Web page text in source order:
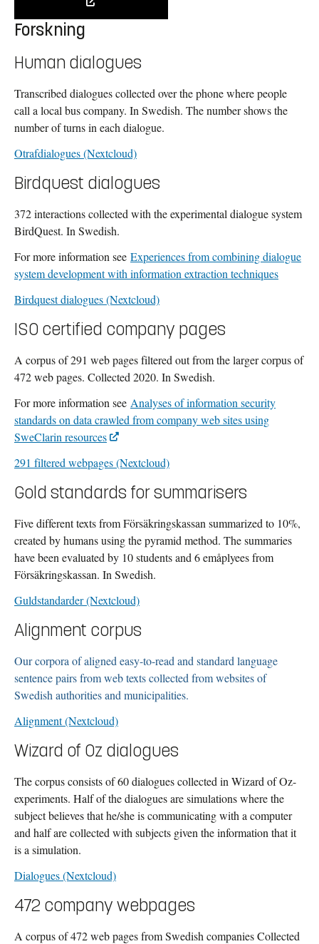
Forskning
Human dialogues
Transcribed dialogues collected over the phone where people
call a local bus company. In Swedish. The number shows the
number of turns in each dialogue.
Otrafdialogues (Nextcloud)
Birdquest dialogues
372 interactions collected with the experimental dialogue system
BirdQuest. In Swedish.
For more information see Experiences from combining dialogue
system development with information extraction techniques
Birdquest dialogues (Nextcloud)
ISO certified company pages
A corpus of 291 web pages filtered out from the larger corpus of
472 web pages. Collected 2020. In Swedish.
For more information see Analyses of information security
standards on data crawled from company web sites using
SweClarin resources
291 filtered webpages (Nextcloud)
Gold standards for summarisers
Five different texts from Försäkringskassan summarized to 10%,
created by humans using the pyramid method. The summaries
have been evaluated by 10 students and 6 emåplyees from
Försäkringskassan. In Swedish.
Guldstandarder (Nextcloud)
Alignment corpus
Our corpora of aligned easy-to-read and standard language
sentence pairs from web texts collected from websites of
Swedish authorities and municipalities.
Alignment (Nextcloud)
Wizard of Oz dialogues
The corpus consists of 60 dialogues collected in Wizard of Oz-
experiments. Half of the dialogues are simulations where the
subject believes that he/she is communicating with a computer
and half are collected with subjects given the information that it
is a simulation.
Dialogues (Nextcloud)
472 company webpages
A corpus of 472 web pages from Swedish companies Collected